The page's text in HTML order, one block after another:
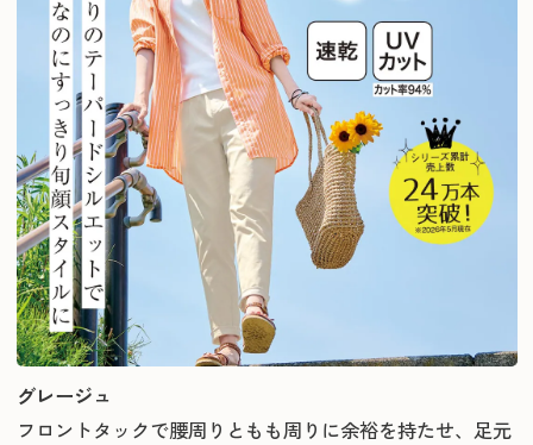
グレージュ
フロントタックで腰周りともも周りに余裕を持たせ、足元